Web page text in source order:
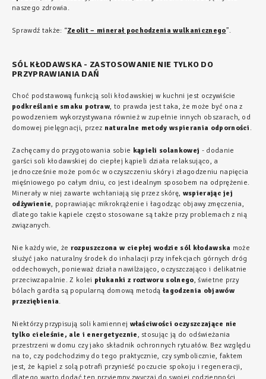
naszego zdrowia.
Sprawdź także: “Zeolit – minerał pochodzenia wulkanicznego”.
SÓL KŁODAWSKA - ZASTOSOWANIE NIE TYLKO DO
PRZYPRAWIANIA DAŃ
Choć podstawową funkcją soli kłodawskiej w kuchni jest oczywiście
podkreślanie smaku potraw, to prawda jest taka, że może być ona z
powodzeniem wykorzystywana również w zupełnie innych obszarach, od
domowej pielęgnacji, przez naturalne metody wspierania odporności.
Zachęcamy do przygotowania sobie kąpieli solankowej - dodanie
garści soli kłodawskiej do ciepłej kąpieli działa relaksująco, a
jednocześnie może pomóc w oczyszczeniu skóry i złagodzeniu napięcia
mięśniowego po całym dniu, co jest idealnym sposobem na odprężenie.
Minerały w niej zawarte wchłaniają się przez skórę, wspierając jej
odżywienie, poprawiając mikrokrążenie i łagodząc objawy zmęczenia,
dlatego takie kąpiele często stosowane są także przy problemach z nią
związanych.
Nie każdy wie, że rozpuszczona w ciepłej wodzie sól kłodawska może
służyć jako naturalny środek do inhalacji przy infekcjach górnych dróg
oddechowych, ponieważ działa nawilżająco, oczyszczająco i delikatnie
przeciwzapalnie. Z kolei płukanki z roztworu solnego, świetne przy
bólach gardła są popularną domową metodąłagodzenia objawów
przeziębienia.
Niektórzy przypisują soli kamiennej właściwości oczyszczające nie
tylko cieleśnie, ale i energetycznie, stosując ją do odświeżania
przestrzeni w domu czy jako składnik ochronnych rytuałów. Bez względu
na to, czy podchodzimy do tego praktycznie, czy symbolicznie, faktem
jest, że kąpiel z solą potrafi przynieść poczucie spokoju i regeneracji,